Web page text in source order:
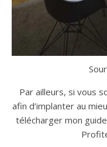
Par ailleurs, si vous
afin d’implanter au
télécharger mon